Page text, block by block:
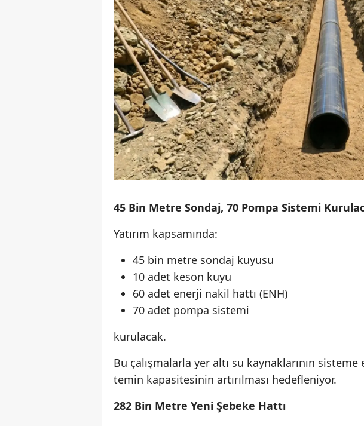
45 Bin Metre Sondaj, 70 Pompa Sistemi
Yatırım kapsamında:
45 bin metre sondaj kuyusu
10 adet keson kuyu
60 adet enerji nakil hattı (ENH)
70 adet pompa sistemi
kurulacak.
Bu çalışmalarla yer altı su kaynaklarının
temin kapasitesinin artırılması hedefleniyor.
282 Bin Metre Yeni Şebeke Hattı